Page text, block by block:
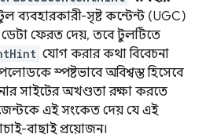
ব্যবহারকারী-সৃষ্ট কন্টেন্ট (UGC)
ডেটা ফেরত দেয়, তবে টুলটিতে
যোগ করার কথা বিবেচনা
স্পষ্টভাবে অবিশ্বস্ত হিসেবে
সাইটের অখণ্ডতা রক্ষা করতে
এই সংকেত দেয় যে এই
বাছাই প্রয়োজন।